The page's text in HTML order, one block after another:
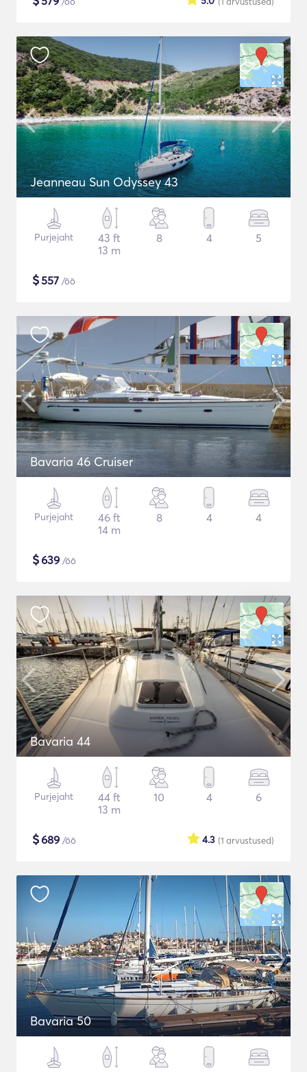
Jeanneau Sun Odyssey 43
Purjejaht
43 ft
13 m
8 4 5
$557 /öö
Bavaria 46 Cruiser
Purjejaht
46 ft
14 m
8 4 4
$639 /öö
Bavaria 44
Purjejaht
44 ft
13 m
10 4 6
$689 /öö (1 arvustused)
4.3
Bavaria 50